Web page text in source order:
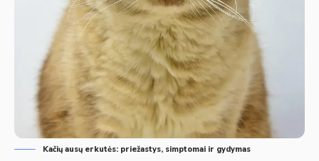
Kačių ausų erkutės: priežastys, simptomai ir gydymas